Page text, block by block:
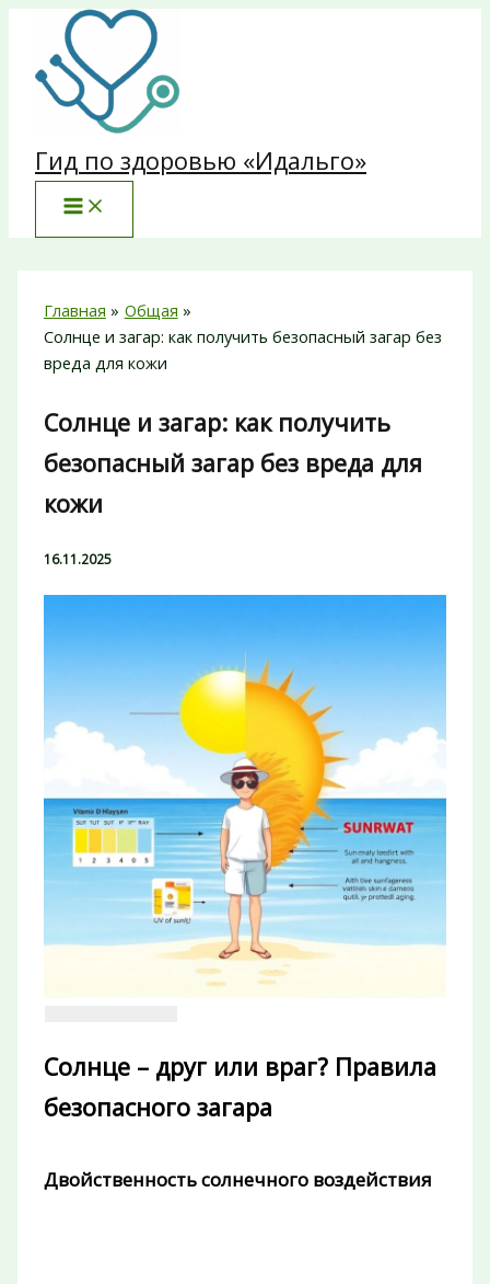
Перейти
содержимому
Гид по здоровью «Идальго»
Главная
Общая
Солнце и загар: как получить безопасный загар без
вреда для кожи
Солнце и загар: как получить
безопасный загар без вреда для
кожи
16.11.2025
Солнце – друг или враг? Правила
безопасного загара
Двойственность солнечного воздействия